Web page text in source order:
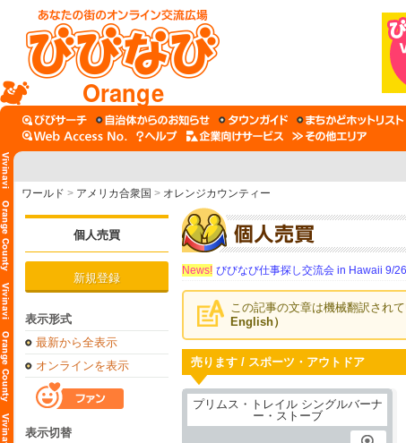
Orange
ワールド > アメリカ合衆国 > オレンジカウンティー
個人売買
新規登録
表示形式
最新から全表示
オンラインを表示
表示切替
News! びびなび仕事探し交流会 in Hawaii 9/
この記事の文章は機械翻訳され
English）
売ります / スポーツ・アウトドア